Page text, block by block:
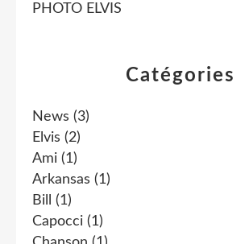
Catégories
News (3)
Elvis (2)
Ami (1)
Arkansas (1)
Bill
(1)
Capocci (1)
PHOTO ELVIS